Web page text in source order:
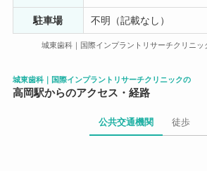
Miho urita
7 年前
なんと、祖父の上下の歯が全部インプ
した。 オールオンフォーと言って、４
ントより少ない本数でできたのです。
駐車場 不明（記載なし）
城東歯科｜国際インプラントリサーチクリニッ
城東歯科｜国際インプラントリサーチクリニックの
高岡駅からのアクセス・経路
公共交通機関 徒歩